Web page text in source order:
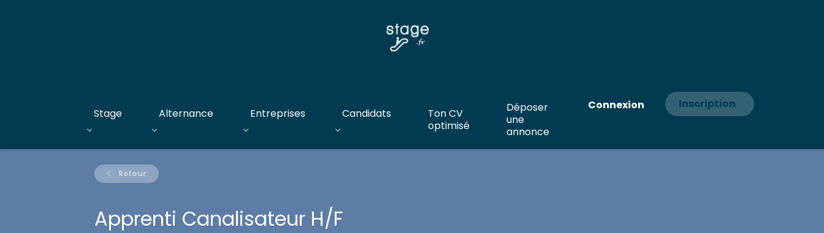
Connexion Inscription
Stage Alternance Entreprises Candidats
Ton CV
optimisé
Déposer
une
annonce
Retour
Apprenti Canalisateur H/F